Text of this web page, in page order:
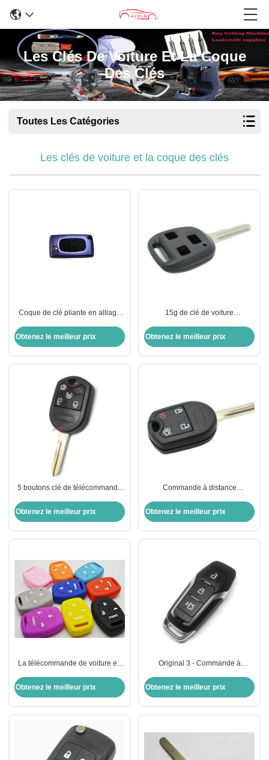
Les Clés De Voiture Et La Coque
Des Clés
Toutes Les Catégories
Les clés de voiture et la coque des clés
Coque de clé pliante en alliage
remplacement violet
Obtenez le meilleur prix
15g de clé de voiture
Isuzu 3 boutons clé à distance
durable
Obtenez le meilleur prix
5 boutons clé de télécommande
distance intelligente pour Ford
Obtenez le meilleur prix
Commande à distance
433MHZ
Obtenez le meilleur prix
La télécommande de voiture en
de voiture Honda (couleur
Obtenez le meilleur prix
Original 3 - Commande à
voiture à distance intelligente
Obtenez le meilleur prix